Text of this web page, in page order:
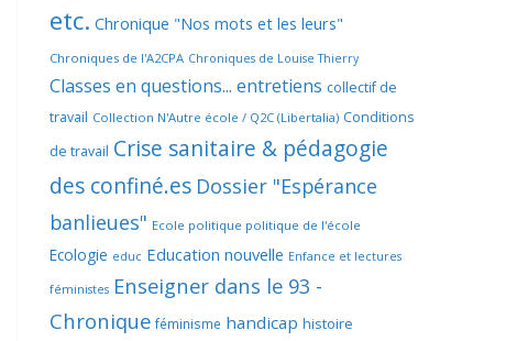
etc. Chronique "Nos mots et les leurs"
Chroniques de l'A2CPA Chroniques de Louise Thierry
Classes en questions... entretiens collectif de
travail Collection N'Autre école / Q2C (Libertalia) Conditions
de travail Crise sanitaire & pédagogie
des confiné.es Dossier "Espérance
banlieues" Ecole politique politique de l'école
Ecologie educ Education nouvelle Enfance et lectures
féministes Enseigner dans le 93 -
Chronique féminisme handicap histoire